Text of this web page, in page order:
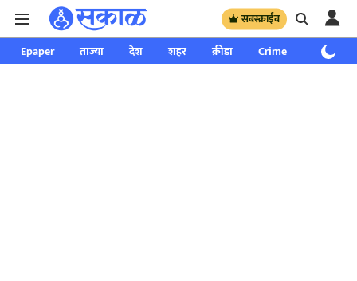
सबस्क्राईब
Epaper ताज्या देश शहर क्रीडा Crime साप्ताहिक